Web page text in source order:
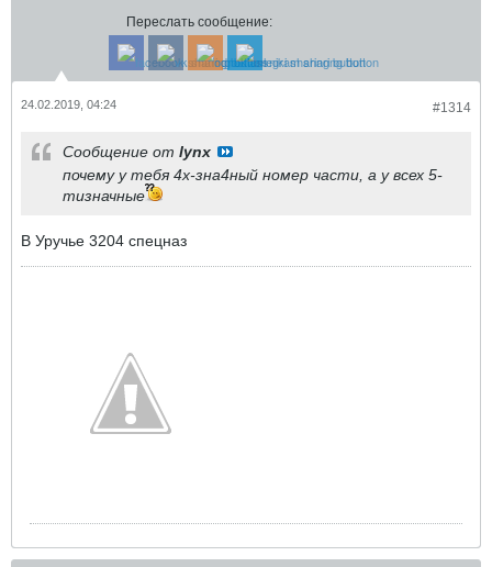
Переслать сообщение:
#1314
24.02.2019, 04:24
Сообщение от lynx
почему у тебя 4х-зна4ный номер части, а у всех 5-
тизначные
В Уручье 3204 спецназ